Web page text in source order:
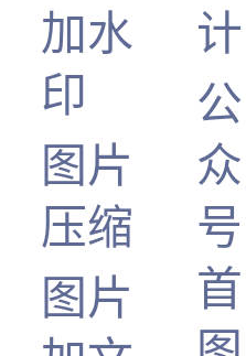
加水
印
图片
压缩
图片
计
公
众
号
首